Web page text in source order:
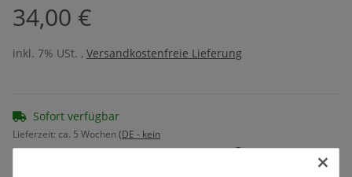
34,00 €
inkl. 7% USt. , Versandkostenfreie Lieferung
Sofort verfügbar
Lieferzeit: ca. 5 Wochen(DE - kein
Auslandversand)
Frage zum Artikel
×